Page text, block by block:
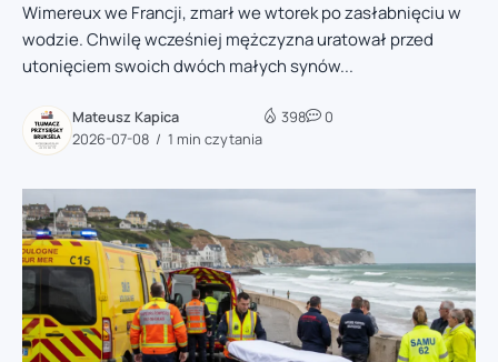
Wimereux we Francji, zmarł we wtorek po zasłabnięciu w
wodzie. Chwilę wcześniej mężczyzna uratował przed
utonięciem swoich dwóch małych synów...
Mateusz Kapica
2026-07-08
1 min czytania
398 0